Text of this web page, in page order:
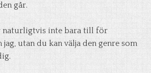
går.
naturligtvis inte bara till för
utan du kan välja den genre som